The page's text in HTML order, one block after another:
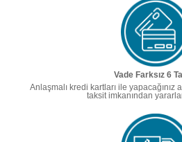
Vade Farksız 6
Anlaşmalı kredi kartları ile yapacağınız
taksit imkanından